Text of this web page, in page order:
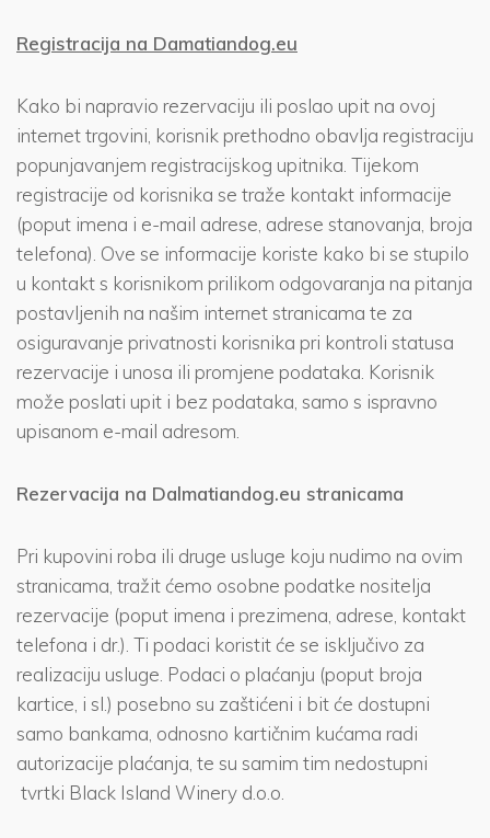
Registracija na Damatiandog.eu
Kako bi napravio rezervaciju ili poslao upit na ovoj
internet trgovini, korisnik prethodno obavlja registraciju
popunjavanjem registracijskog upitnika. Tijekom
registracije od korisnika se traže kontakt informacije
(poput imena i e-mail adrese, adrese stanovanja, broja
telefona). Ove se informacije koriste kako bi se stupilo
u kontakt s korisnikom prilikom odgovaranja na pitanja
postavljenih na našim internet stranicama te za
osiguravanje privatnosti korisnika pri kontroli statusa
rezervacije i unosa ili promjene podataka. Korisnik
može poslati upit i bez podataka, samo s ispravno
upisanom e-mail adresom.
Rezervacija na Dalmatiandog.eu stranicama
Pri kupovini roba ili druge usluge koju nudimo na ovim
stranicama, tražit ćemo osobne podatke nositelja
rezervacije (poput imena i prezimena, adrese, kontakt
telefona i dr.). Ti podaci koristit će se isključivo za
realizaciju usluge. Podaci o plaćanju (poput broja
kartice, i sl.) posebno su zaštićeni i bit će dostupni
samo bankama, odnosno kartičnim kućama radi
autorizacije plaćanja, te su samim tim nedostupni
tvrtki Black Island Winery d.o.o.